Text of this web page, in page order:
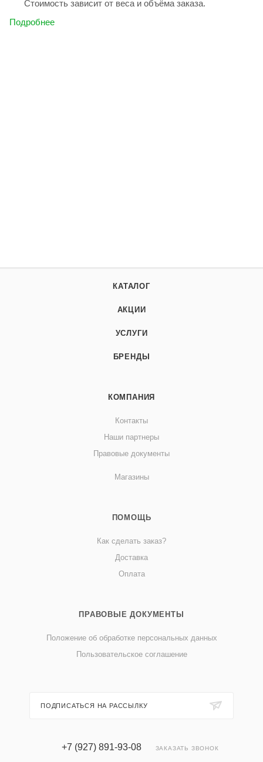
Стоимость зависит от веса и объёма заказа.
Подробнее
КАТАЛОГ
АКЦИИ
УСЛУГИ
БРЕНДЫ
КОМПАНИЯ
Контакты
Наши партнеры
Правовые документы
Магазины
ПОМОЩЬ
Как сделать заказ?
Доставка
Оплата
ПРАВОВЫЕ ДОКУМЕНТЫ
Положение об обработке персональных данных
Пользовательское соглашение
ПОДПИСАТЬСЯ НА РАССЫЛКУ
+7 (927) 891-93-08 ЗАКАЗАТЬ ЗВОНОК